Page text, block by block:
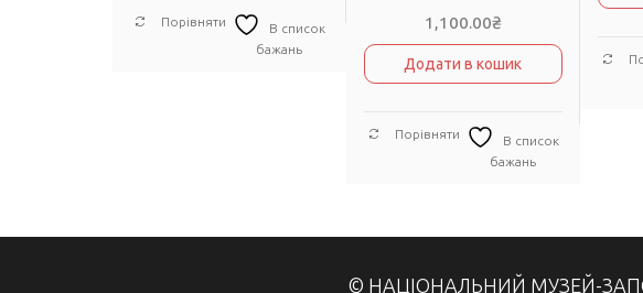
Порівняти
В список
бажань
1,100.00₴
Додати в кошик
Порівняти
В список
бажань
© НАЦІОНАЛЬНИЙ МУЗЕЙ-